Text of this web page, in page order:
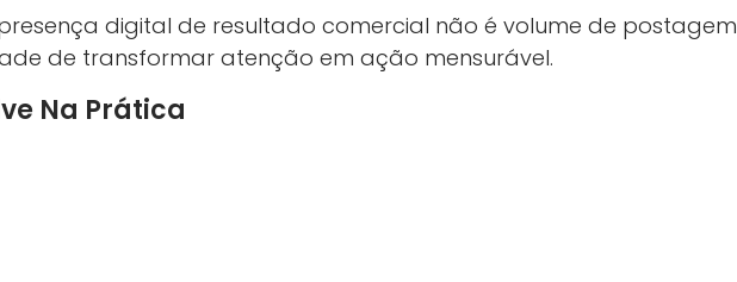
digital de resultado comercial não é volume de postagem
de transformar atenção em ação mensurável.
Na Prática